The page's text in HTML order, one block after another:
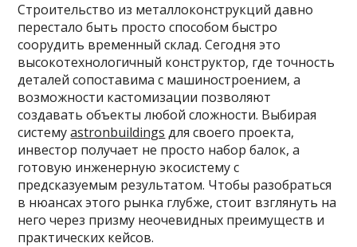
Строительство из металлоконструкций давно
перестало быть просто способом быстро
соорудить временный склад. Сегодня это
высокотехнологичный конструктор, где точность
деталей сопоставима с машиностроением, а
возможности кастомизации позволяют
создавать объекты любой сложности. Выбирая
системуastronbuildings для своего проекта,
инвестор получает не просто набор балок, а
готовую инженерную экосистему с
предсказуемым результатом. Чтобы разобраться
в нюансах этого рынка глубже, стоит взглянуть на
него через призму неочевидных преимуществ и
практических кейсов.